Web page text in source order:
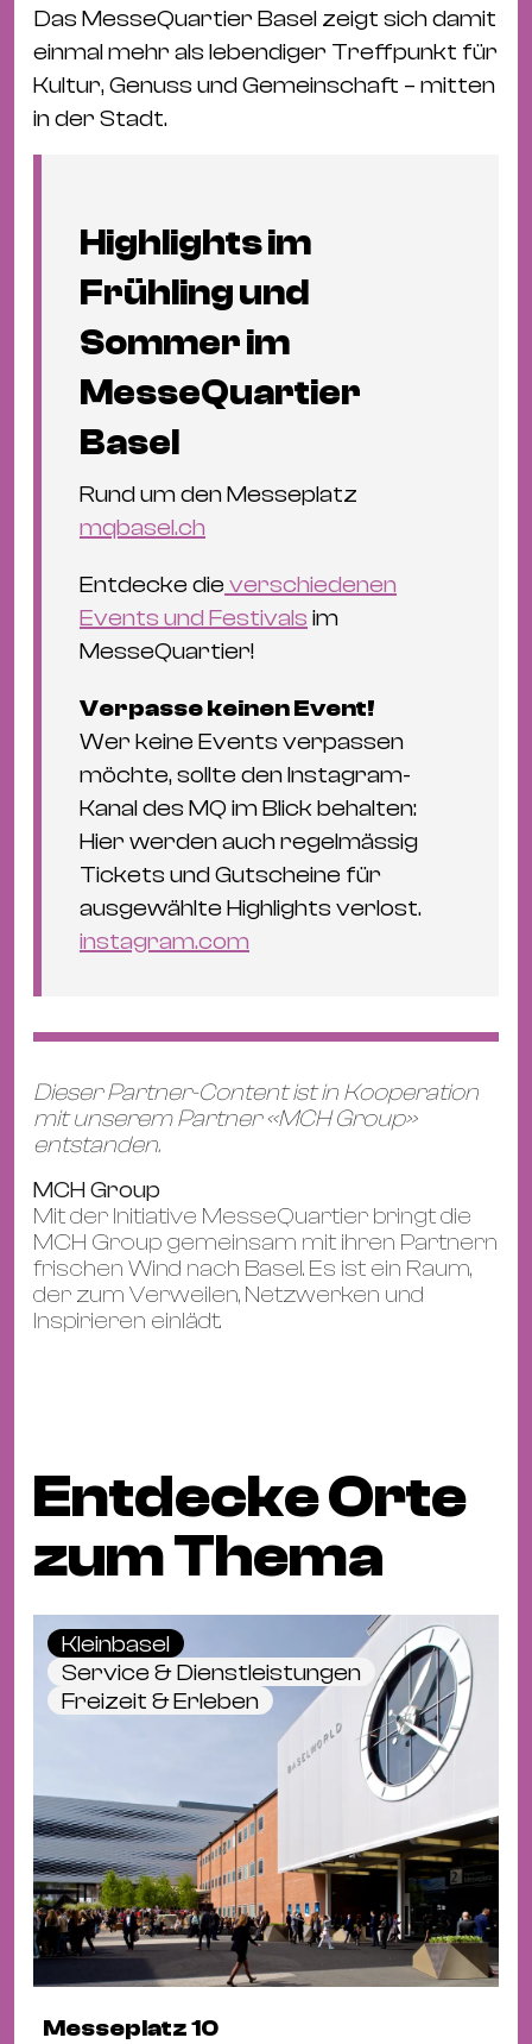
Das MesseQuartier Basel zeigt sich damit
einmal mehr als lebendiger Treffpunkt für
Kultur, Genuss und Gemeinschaft – mitten
in der Stadt.
Highlights im
Frühling und
Sommer im
MesseQuartier
Basel
Rund um den Messeplatz
mqbasel.ch
Entdecke die verschiedenen
Events und Festivals im
MesseQuartier!
Verpasse keinen Event!
Wer keine Events verpassen
möchte, sollte den Instagram-
Kanal des MQ im Blick behalten:
Hier werden auch regelmässig
Tickets und Gutscheine für
ausgewählte Highlights verlost.
instagram.com
Dieser Partner-Content ist in Kooperation
mit unserem Partner «MCH Group»
entstanden.
MCH Group
Mit der Initiative MesseQuartier bringt die
MCH Group gemeinsam mit ihren Partnern
frischen Wind nach Basel. Es ist ein Raum,
der zum Verweilen, Netzwerken und
Inspirieren einlädt.
Entdecke Orte
zum Thema
Kleinbasel
Service & Dienstleistungen
Freizeit & Erleben
Messeplatz 10